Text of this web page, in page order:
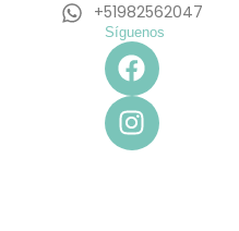
+51982562047
Síguenos
F
a
c
e
b
I
n
s
t
a